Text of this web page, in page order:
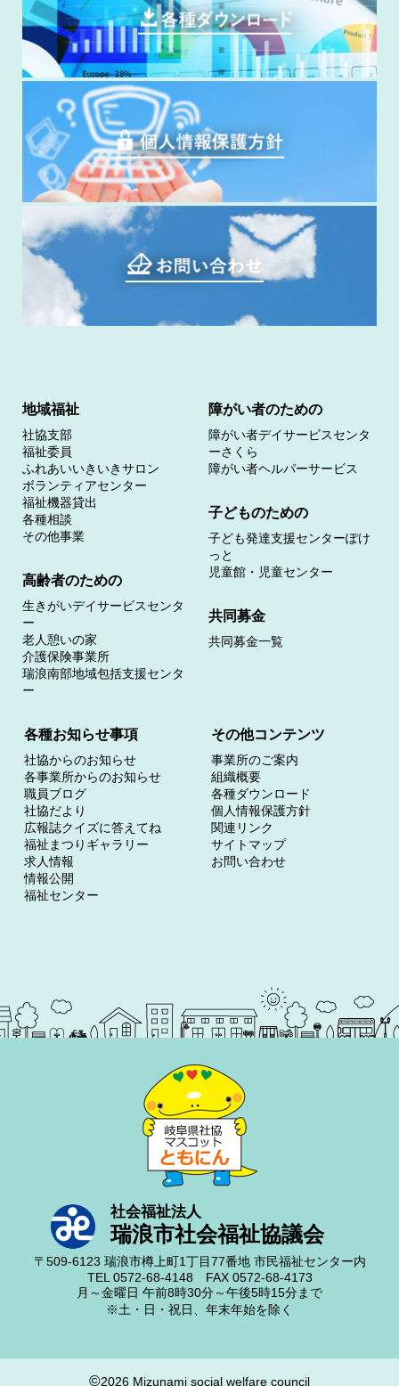
地域福祉
社協支部
福祉委員
ふれあいいきいきサロン
ボランティアセンター
福祉機器貸出
各種相談
その他事業
高齢者のための
生きがいデイサービスセンタ
ー
老人憩いの家
介護保険事業所
瑞浪南部地域包括支援センタ
ー
障がい者のための
障がい者デイサービスセンタ
ーさくら
障がい者ヘルパーサービス
子どものための
子ども発達支援センターぽけ
っと
児童館・児童センター
共同募金
共同募金一覧
各種お知らせ事項
社協からのお知らせ
各事業所からのお知らせ
職員ブログ
社協だより
広報誌クイズに答えてね
福祉まつりギャラリー
求人情報
情報公開
福祉センター
その他コンテンツ
事業所のご案内
組織概要
各種ダウンロード
個人情報保護方針
関連リンク
サイトマップ
お問い合わせ
社会福祉法人
瑞浪市社会福祉協議会
〒509-6123 瑞浪市樽上町1丁目77番地 市民福祉センター内
TEL 0572-68-4148 FAX 0572-68-4173
月～金曜日 午前8時30分～午後5時15分まで
※土・日・祝日、年末年始を除く
©2026 Mizunami social welfare council